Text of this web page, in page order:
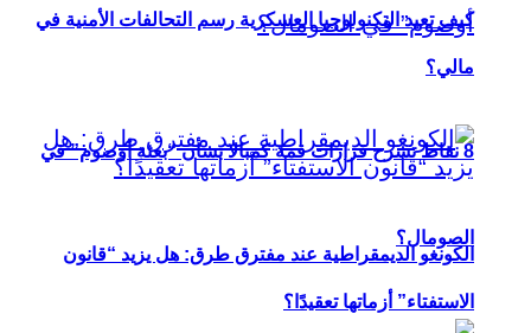
8 نقاط تشرح قرارات قمة كمبالا بشأن “بعثة أوصوم” في
الصومال؟
كيف تعيد التكنولوجيا العسكرية رسم التحالفات الأمنية في
مالي؟
الكونغو الديمقراطية عند مفترق طرق: هل يزيد “قانون
الاستفتاء” أزماتها تعقيدًا؟